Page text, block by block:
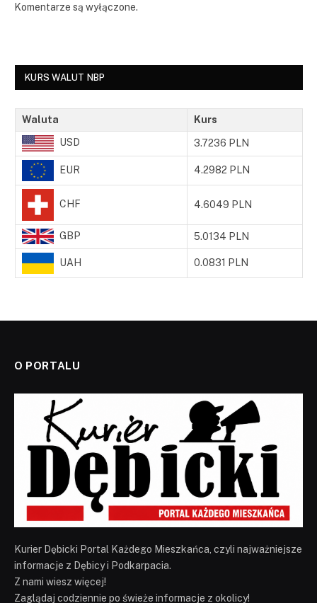
Komentarze są wyłączone.
KURS WALUT NBP
Waluta Kurs
USD 3.7236 PLN
EUR 4.2982 PLN
CHF 4.6049 PLN
GBP 5.0134 PLN
UAH 0.0831 PLN
O PORTALU
Kurier Dębicki Portal Każdego Mieszkańca, czyli najważniejsze
informacje z Dębicy i Podkarpacia.
Z nami wiesz więcej!
Zaglądaj codziennie po świeże informacje z okolicy!